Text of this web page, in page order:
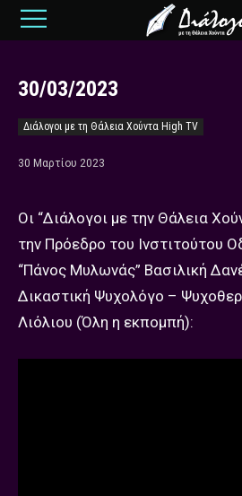
30/03/2023
Διάλογοι με τη Θάλεια Χούντα High TV
30 Μαρτίου 2023
Οι “Διάλογοι με την Θάλεια
την Πρόεδρο του Ινστιτούτου
“Πάνος Μυλωνάς” Βασιλική
Δικαστική Ψυχολόγο –
Λιόλιου (Όλη η εκπομπή):